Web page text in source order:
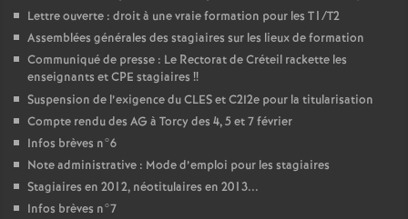
Lettre ouverte : droit à une vraie formation pour les T1/T2
Assemblées générales des stagiaires sur les lieux de formation
Communiqué de presse : Le Rectorat de Créteil rackette les
enseignants etCPE stagiaires !!
Suspension de l’exigence duCLESet C2I2e pour la titularisation
Compte rendu des AG à Torcy des 4, 5 et 7 février
Infos brèves n°6
Note administrative : Mode d’emploi pour les stagiaires
Stagiaires en 2012, néotitulaires en 2013...
Infos brèves n°7